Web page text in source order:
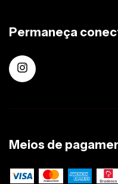
Permaneça
Meios de